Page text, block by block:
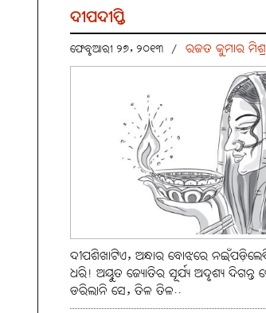
ଦୀପଦୀପ୍ତି
ଫେବୃଆରୀ ୨୭, ୨୦୧୩ / ରଜତ କୁମାର ମିଶ୍ର
ଦୀପଶିଖାଟିଏ, ଅନ୍ଧାର ବୋଝରେ
ଧରି! ଅୟୁତ ଜ୍ୟୋତିର ସୂର୍ଯ୍ୟ ଅଦୃଶ୍ୟ ଦିଗନ୍ତ
ଡରିଲାନି ସେ, ତିଳ ତିଳ..